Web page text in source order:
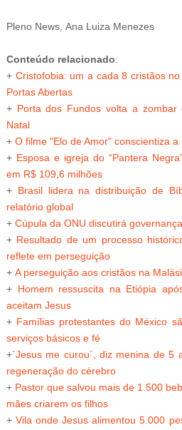
Pleno News, Ana Luiza Menezes
Conteúdo relacionado:
+ Cristofobia: um a cada 8 cristãos
Portas Abertas
+ Porta dos Fundos volta a
Natal
+ O filme "Elo de Amor" conscientiza
+ Esposa e igreja do “Pantera
em R$ 109,6 milhões
+ Brasil lidera na distribuição de
relatório global
+ Cúpula da ONU discutirá
+ Resultado de um processo
reflete em perseguição
+ A perseguição aos cristãos na
+ Homem ressuscita na Etiópia
aceitam Jesus
+ Famílias protestantes do México
serviços básicos e fé
+`Jesus me curou´, diz menina de 5
regeneração do cérebro
+ Pastor que salvou mais de 1.500
mães criarem os filhos
+Vila onde Jesus alimentou 5.000